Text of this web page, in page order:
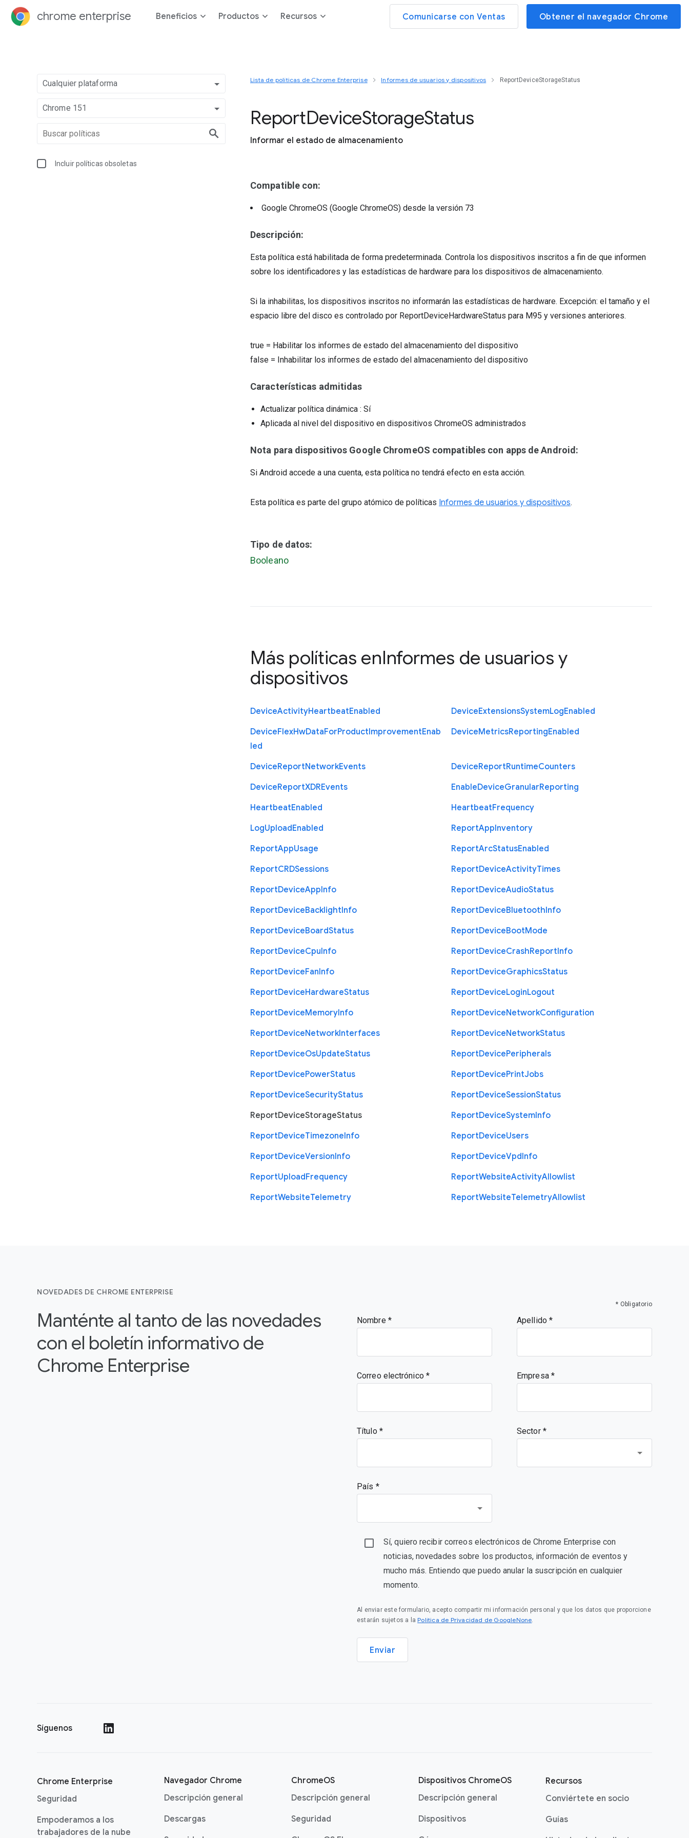
chrome enterprise Beneficios Productos Recursos Comunicarse con Ventas Obtener el navegador Chrome
Cualquier plataforma
Chrome 151
Incluir políticas obsoletas
Lista de políticas de Chrome Enterprise Informes de usuarios y dispositivos ReportDeviceStorageStatus
ReportDeviceStorageStatus
Informar el estado de almacenamiento
Compatible con:
Google ChromeOS (Google ChromeOS) desde la versión 73
Descripción:
Esta política está habilitada de forma predeterminada. Controla los dispositivos inscritos a fin de que informen
sobre los identificadores y las estadísticas de hardware para los dispositivos de almacenamiento.
Si la inhabilitas, los dispositivos inscritos no informarán las estadísticas de hardware. Excepción: el tamaño y el
espacio libre del disco es controlado por ReportDeviceHardwareStatus para M95 y versiones anteriores.
true = Habilitar los informes de estado del almacenamiento del dispositivo
false = Inhabilitar los informes de estado del almacenamiento del dispositivo
Características admitidas
Actualizar política dinámica : Sí
Aplicada al nivel del dispositivo en dispositivos ChromeOS administrados
Nota para dispositivos Google ChromeOS compatibles con apps de Android:
Si Android accede a una cuenta, esta política no tendrá efecto en esta acción.
Esta política es parte del grupo atómico de políticas Informes de usuarios y dispositivos.
Tipo de datos:
Booleano
Más políticas enInformes de usuarios y
dispositivos
DeviceActivityHeartbeatEnabled DeviceExtensionsSystemLogEnabled
DeviceFlexHwDataForProductImprovementEnab
led
DeviceMetricsReportingEnabled
DeviceReportNetworkEvents DeviceReportRuntimeCounters
DeviceReportXDREvents EnableDeviceGranularReporting
HeartbeatEnabled HeartbeatFrequency
LogUploadEnabled ReportAppInventory
ReportAppUsage ReportArcStatusEnabled
ReportCRDSessions ReportDeviceActivityTimes
ReportDeviceAppInfo ReportDeviceAudioStatus
ReportDeviceBacklightInfo ReportDeviceBluetoothInfo
ReportDeviceBoardStatus ReportDeviceBootMode
ReportDeviceCpuInfo ReportDeviceCrashReportInfo
ReportDeviceFanInfo ReportDeviceGraphicsStatus
ReportDeviceHardwareStatus ReportDeviceLoginLogout
ReportDeviceMemoryInfo ReportDeviceNetworkConfiguration
ReportDeviceNetworkInterfaces ReportDeviceNetworkStatus
ReportDeviceOsUpdateStatus ReportDevicePeripherals
ReportDevicePowerStatus ReportDevicePrintJobs
ReportDeviceSecurityStatus ReportDeviceSessionStatus
ReportDeviceStorageStatus ReportDeviceSystemInfo
ReportDeviceTimezoneInfo ReportDeviceUsers
ReportDeviceVersionInfo ReportDeviceVpdInfo
ReportUploadFrequency ReportWebsiteActivityAllowlist
ReportWebsiteTelemetry ReportWebsiteTelemetryAllowlist
NOVEDADES DE CHROME ENTERPRISE
Manténte al tanto de las novedades
con el boletín informativo de
Chrome Enterprise
* Obligatorio
Nombre Apellido
Correo electrónico Empresa
Título Sector *
País *
Sí, quiero recibir correos electrónicos de Chrome Enterprise con
noticias, novedades sobre los productos, información de eventos y
mucho más. Entiendo que puedo anular la suscripción en cualquier
momento.
Al enviar este formulario, acepto compartir mi información personal y que los datos que proporcione
estarán sujetos a la Política de Privacidad de GoogleNone.
Enviar
Síguenos
Chrome Enterprise
Seguridad
Empoderamos a los
trabajadores de la nube
Navegador Chrome
Descripción general
Descargas
ChromeOS
Descripción general
Seguridad
Dispositivos ChromeOS
Descripción general
Dispositivos
Recursos
Conviértete en socio
Guías